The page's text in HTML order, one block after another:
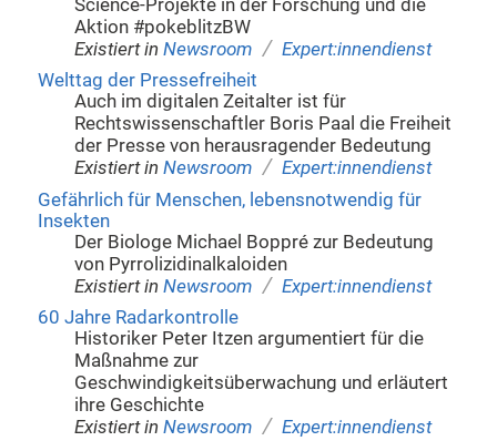
Science-Projekte in der Forschung und die
Aktion #pokeblitzBW
Existiert in Newsroom / Expert:innendienst
Welttag der Pressefreiheit
Auch im digitalen Zeitalter ist für
Rechtswissenschaftler Boris Paal die Freiheit
der Presse von herausragender Bedeutung
Existiert in Newsroom / Expert:innendienst
Gefährlich für Menschen, lebensnotwendig für
Insekten
Der Biologe Michael Boppré zur Bedeutung
von Pyrrolizidinalkaloiden
Existiert in Newsroom / Expert:innendienst
60 Jahre Radarkontrolle
Historiker Peter Itzen argumentiert für die
Maßnahme zur
Geschwindigkeitsüberwachung und erläutert
ihre Geschichte
Existiert in Newsroom / Expert:innendienst